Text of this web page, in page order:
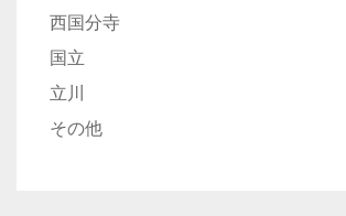
西国分寺
国立
立川
その他